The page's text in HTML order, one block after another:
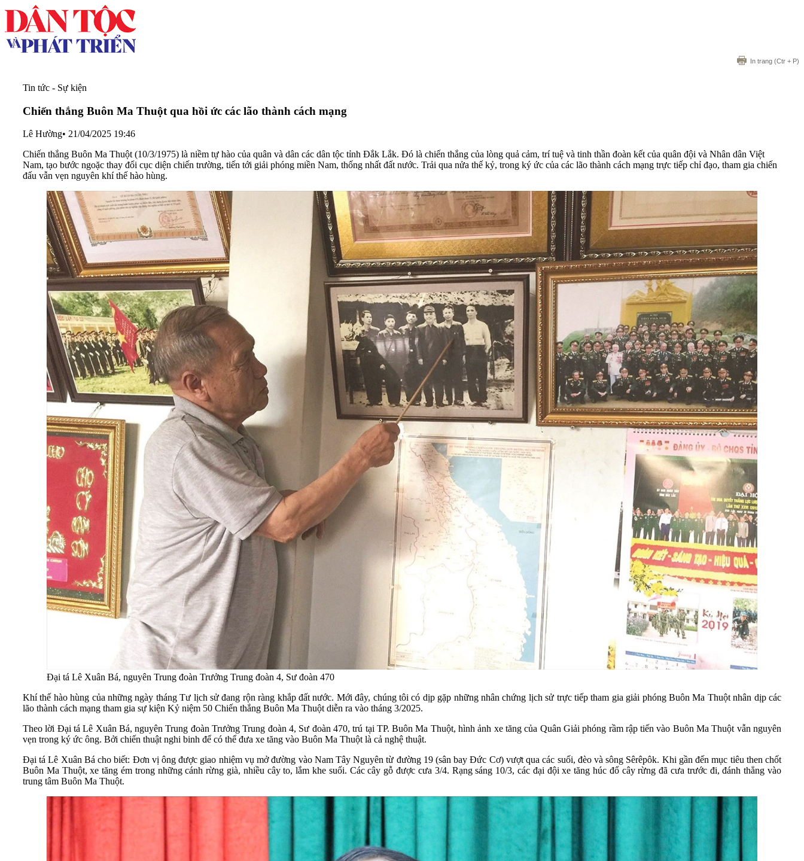
In trang (Ctr + P)
Tin tức - Sự kiện
Chiến thắng Buôn Ma Thuột qua hồi ức các lão thành cách mạng
Lê Hường• 21/04/2025 19:46
Chiến thắng Buôn Ma Thuột (10/3/1975) là niềm tự hào của quân và dân các dân tộc tỉnh Đắk Lắk. Đó là chiến thắng của lòng quả cảm, trí tuệ và tinh thần đoàn kết của quân đội và Nhân dân Việt
Nam, tạo bước ngoặc thay đổi cục diện chiến trường, tiến tới giải phóng miền Nam, thống nhất đất nước. Trải qua nửa thế kỷ, trong ký ức của các lão thành cách mạng trực tiếp chỉ đạo, tham gia chiến
đấu vẫn vẹn nguyên khí thế hào hùng.
Đại tá Lê Xuân Bá, nguyên Trung đoàn Trưởng Trung đoàn 4, Sư đoàn 470
Khí thế hào hùng của những ngày tháng Tư lịch sử đang rộn ràng khắp đất nước. Mới đây, chúng tôi có dịp gặp những nhân chứng lịch sử trực tiếp tham gia giải phóng Buôn Ma Thuột nhân dịp các
lão thành cách mạng tham gia sự kiện Kỷ niệm 50 Chiến thắng Buôn Ma Thuột diễn ra vào tháng 3/2025.
Theo lời Đại tá Lê Xuân Bá, nguyên Trung đoàn Trưởng Trung đoàn 4, Sư đoàn 470, trú tại TP. Buôn Ma Thuột, hình ảnh xe tăng của Quân Giải phóng rầm rập tiến vào Buôn Ma Thuột vẫn nguyên
vẹn trong ký ức ông. Bởi chiến thuật nghi binh để có thể đưa xe tăng vào Buôn Ma Thuột là cả nghệ thuật.
Đại tá Lê Xuân Bá cho biết: Đơn vị ông được giao nhiệm vụ mở đường vào Nam Tây Nguyên từ đường 19 (sân bay Đức Cơ) vượt qua các suối, đèo và sông Sêrêpôk. Khi gần đến mục tiêu then chốt
Buôn Ma Thuột, xe tăng ém trong những cánh rừng già, nhiều cây to, lắm khe suối. Các cây gỗ được cưa 3/4. Rạng sáng 10/3, các đại đội xe tăng húc đổ cây rừng đã cưa trước đi, đánh thẳng vào
trung tâm Buôn Ma Thuột.